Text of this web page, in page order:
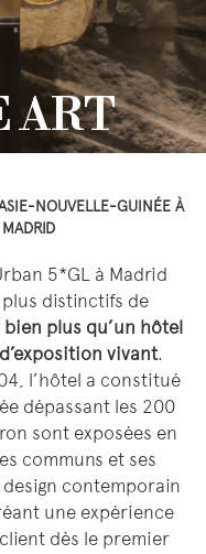
ART
NOUVELLE-GUINÉE À
5*GL à Madrid
distinctifs de
bien plus qu’un hôtel
vivant.
l’hôtel a constitué
dépassant les 200
sont exposées en
communs et ses
design contemporain
une expérience
dès le premier